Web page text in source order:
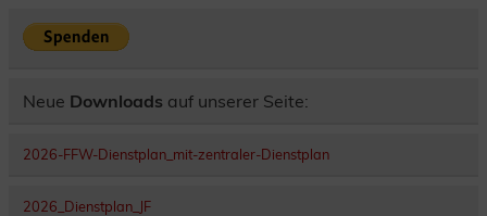
Neue Downloads auf unserer Seite:
2026-FFW-Dienstplan_mit-zentraler-Dienstplan
2026_Dienstplan_JF